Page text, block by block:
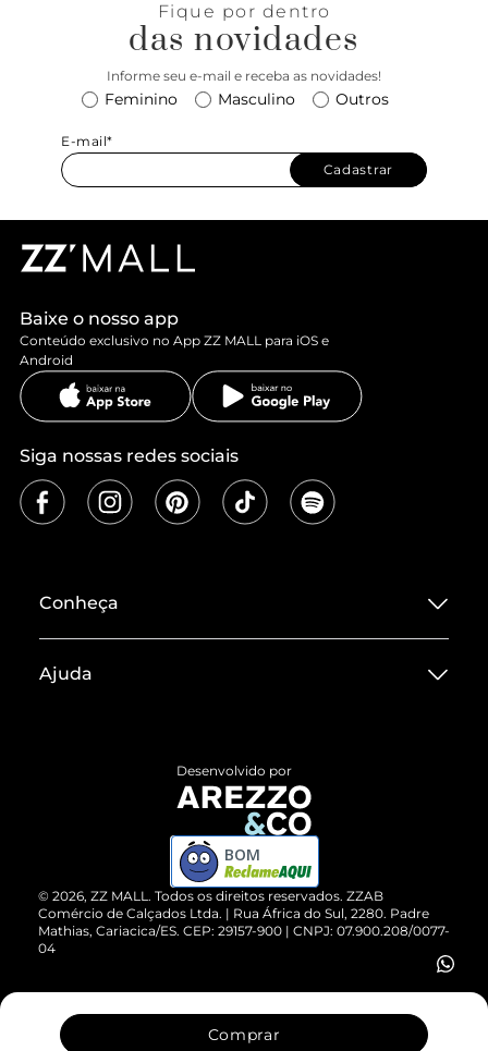
Comprar
Fique por dentro
das novidades
Informe seu e-mail e receba as novidades!
Feminino Masculino Outros
E-mail*
Cadastrar
Baixe o nosso app
Conteúdo exclusivo no App ZZ MALL para iOS e
Android
Siga nossas redes sociais
Conheça
Termos de Uso
ZZ MALL é confiável
Cartão Presente
Vendas Corporativas
Ajuda
Devolução do Produto
Compre pelo WhatsApp
© 2026, ZZ MALL. Todos os direitos reservados. ZZAB
Comércio de Calçados Ltda. | Rua África do Sul, 2280. Padre
Mathias, Cariacica/ES. CEP: 29157-900 | CNPJ: 07.900.208/0077-
04
Desenvolvido por
BOM